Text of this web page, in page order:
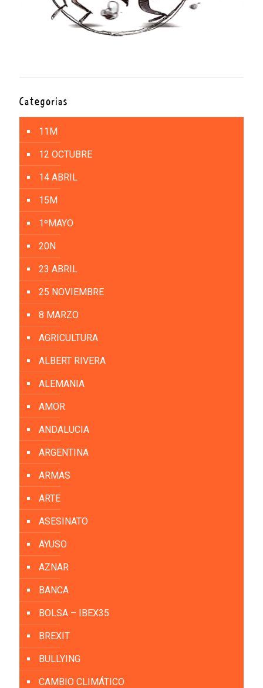
Categorías
11M
12 OCTUBRE
14 ABRIL
15M
1ºMAYO
20N
23 ABRIL
25 NOVIEMBRE
8 MARZO
AGRICULTURA
ALBERT RIVERA
ALEMANIA
AMOR
ANDALUCIA
ARGENTINA
ARMAS
ARTE
ASESINATO
AYUSO
AZNAR
BANCA
BOLSA – IBEX35
BREXIT
BULLYING
CAMBIO CLIMÁTICO